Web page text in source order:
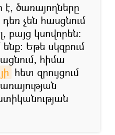
է, ծառայողները
չեն հասցնում
կսովորեն։
Եթե սկզբում
հիմա
հետ զրույցում